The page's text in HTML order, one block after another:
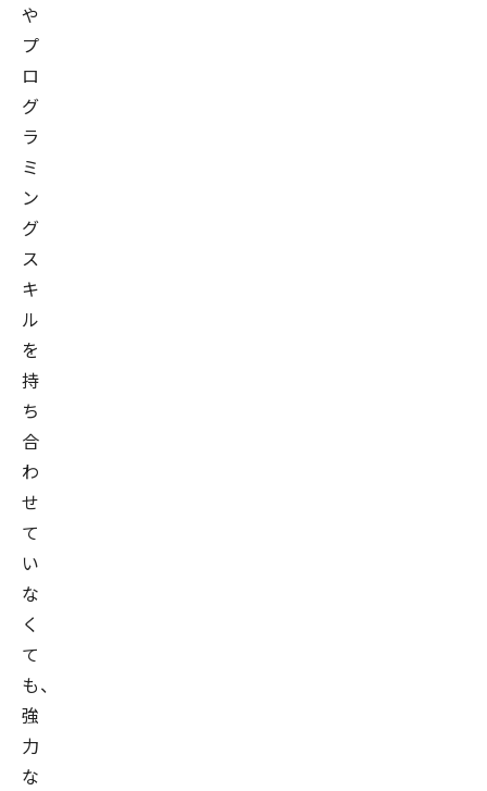
や
プ
ロ
グ
ラ
ミ
ン
グ
ス
キ
ル
を
持
ち
合
わ
せ
て
い
な
く
て
も、
強
力
な